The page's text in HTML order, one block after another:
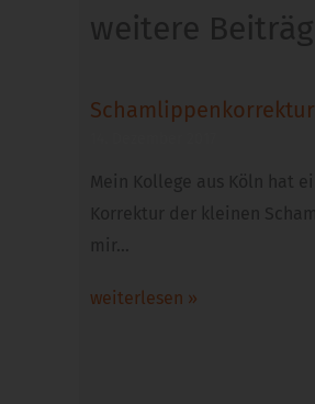
Schamlippenkorrektur
weiterlesen »